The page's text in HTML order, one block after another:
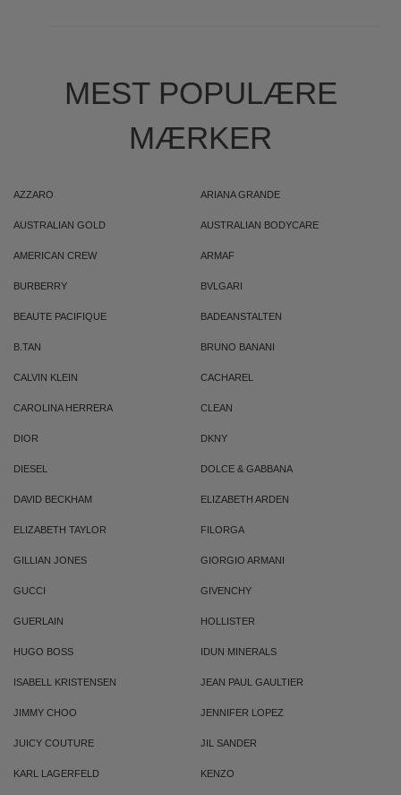
MEST POPULÆRE
MÆRKER
AZZARO ARIANA GRANDE
AUSTRALIAN GOLD AUSTRALIAN BODYCARE
AMERICAN CREW ARMAF
BURBERRY BVLGARI
BEAUTE PACIFIQUE BADEANSTALTEN
B.TAN BRUNO BANANI
CALVIN KLEIN CACHAREL
CAROLINA HERRERA CLEAN
DIOR DKNY
DIESEL DOLCE & GABBANA
DAVID BECKHAM ELIZABETH ARDEN
ELIZABETH TAYLOR FILORGA
GILLIAN JONES GIORGIO ARMANI
GUCCI GIVENCHY
GUERLAIN HOLLISTER
HUGO BOSS IDUN MINERALS
ISABELL KRISTENSEN JEAN PAUL GAULTIER
JIMMY CHOO JENNIFER LOPEZ
JUICY COUTURE JIL SANDER
KARL LAGERFELD KENZO